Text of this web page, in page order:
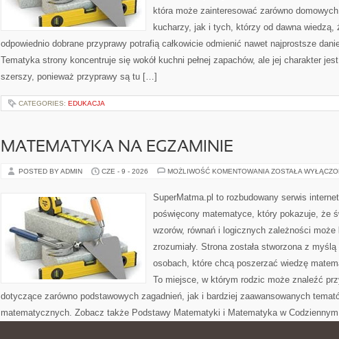
która może zainteresować zarówno domowych
kucharzy, jak i tych, którzy od dawna wiedzą,
odpowiednio dobrane przyprawy potrafią całkowicie odmienić nawet najprostsze
Tematyka strony koncentruje się wokół kuchni pełnej zapachów, ale jej charakter
szerszy, ponieważ przyprawy są tu […]
CATEGORIES: EDUKACJA
MATEMATYKA NA EGZAMINIE
POSTED BY ADMIN CZE - 9 - 2026 MOŻLIWOŚĆ KOMENTOWANIA MATEMATYKA
ZOSTAŁA
SuperMatma.pl to rozbudowany serwis
poświęcony matematyce, który pokazuje, że
wzorów, równań i logicznych zależności może
zrozumiały. Strona została stworzona z myślą
osobach, które chcą poszerzać wiedzę
To miejsce, w którym rodzic może znaleźć
dotyczące zarówno podstawowych zagadnień, jak i bardziej zaawansowanych
matematycznych. Zobacz także Podstawy Matematyki i Matematyka w